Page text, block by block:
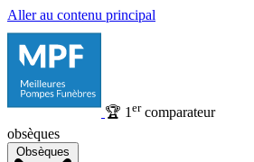
Aller au contenu principal
🏆 1 ercomparateur
obsèques
Obsèques